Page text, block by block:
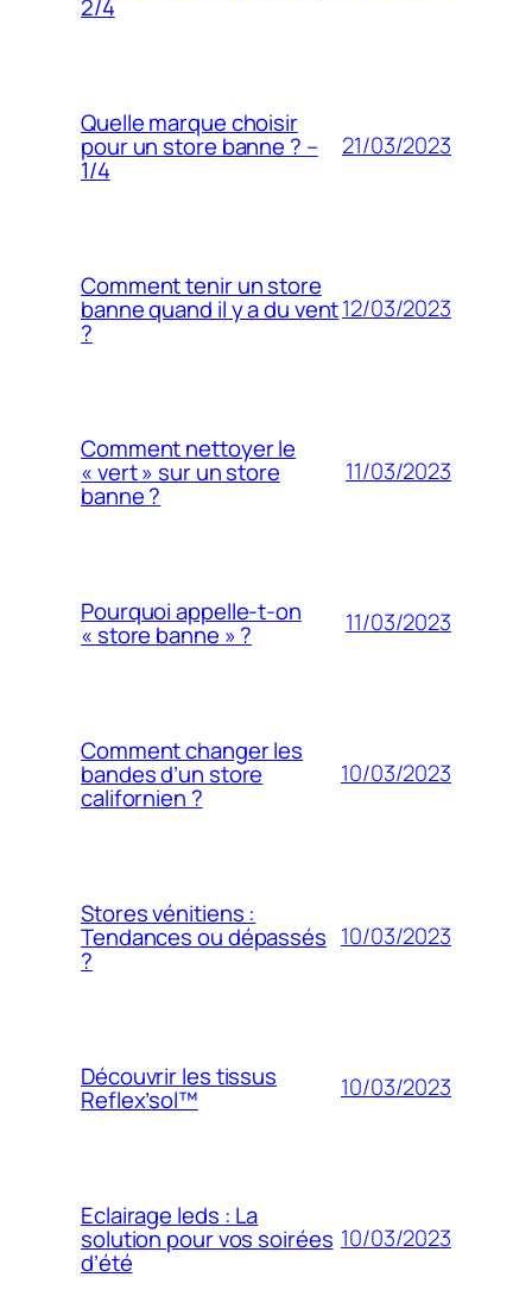
2/4
Quelle marque choisir
pour un store banne ? –
1/4
21/03/2023
Comment tenir un store
banne quand il y a du vent
?
12/03/2023
Comment nettoyer le
« vert » sur un store
banne ?
11/03/2023
Pourquoi appelle-t-on
« store banne » ? 11/03/2023
Comment changer les
bandes d’un store
californien ?
10/03/2023
Stores vénitiens :
Tendances ou dépassés
?
10/03/2023
Découvrir les tissus
Reflex’sol™ 10/03/2023
Eclairage leds : La
solution pour vos soirées
d’été
10/03/2023